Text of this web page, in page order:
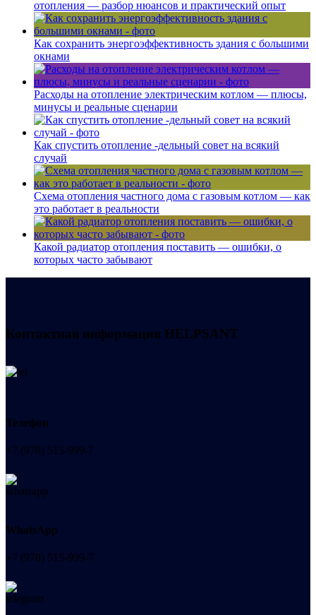
отопления — разбор нюансов и практический опыт
Как сохранить энергоэффективность здания с большими
окнами
Расходы на отопление электрическим котлом — плюсы,
минусы и реальные сценарии
Как спустить отопление -дельный совет на всякий
случай
Схема отопления частного дома с газовым котлом — как
это работает в реальности
Какой радиатор отопления поставить — ошибки, о
которых часто забывают
Контактная информация HELPSANT
Телефон
+7 (978) 515-999-7
WhatsApp
+7 (978) 515-999-7